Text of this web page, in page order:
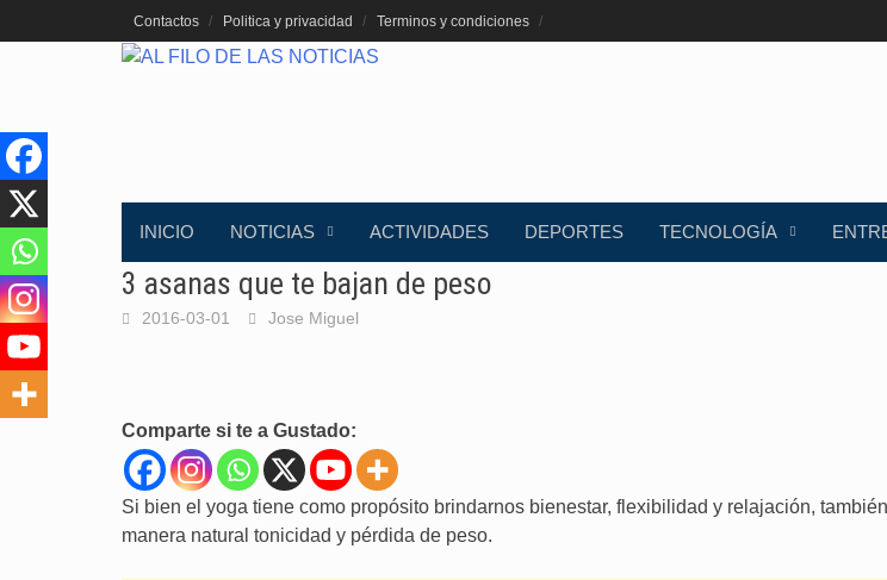
al
Contactos Politica y privacidad Terminos y condiciones
INICIO NOTICIAS ACTIVIDADES DEPORTES TECNOLOGÍA
3 asanas que te bajan de peso
2016-03-01 Jose Miguel
Comparte si te a Gustado:
Si bien el yoga tiene como propósito brindarnos bienestar, flexibilidad y relajación, también
manera natural tonicidad y pérdida de peso.